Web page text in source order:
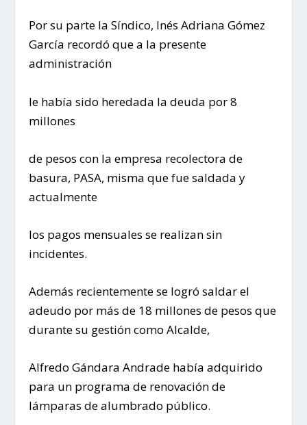
Por su parte la Síndico, Inés Adriana Gómez
García recordó que a la presente
administración
le había sido heredada la deuda por 8
millones
de pesos con la empresa recolectora de
basura, PASA, misma que fue saldada y
actualmente
los pagos mensuales se realizan sin
incidentes.
Además recientemente se logró saldar el
adeudo por más de 18 millones de pesos que
durante su gestión como Alcalde,
Alfredo Gándara Andrade había adquirido
para un programa de renovación de
lámparas de alumbrado público.